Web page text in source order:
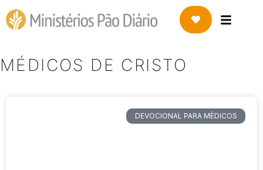
MÉDICOS DE CRISTO
DEVOCIONAL PARA MÉDICOS